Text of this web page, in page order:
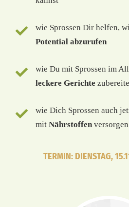
TERMIN: DIENSTAG,
wie Sprossen Dir helfen,
Potential abzurufen
wie Du mit Sprossen im
leckere Gerichte
wie Dich Sprossen auch
mit Nährstoffenversorgen